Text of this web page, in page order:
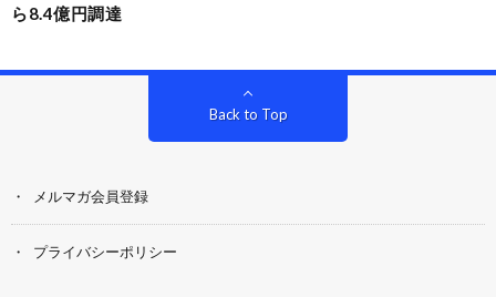
ら8.4億円調達
Back to Top
メルマガ会員登録
プライバシーポリシー